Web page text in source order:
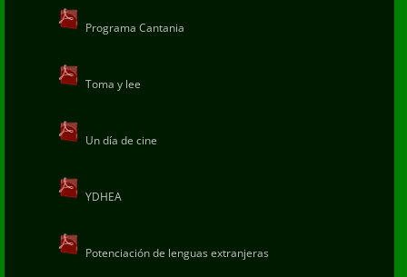
Programa Cantania
Toma y lee
Un día de cine
YDHEA
Potenciación de lenguas extranjeras